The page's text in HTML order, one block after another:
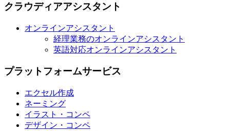
クラウディアアシスタント
オンラインアシスタント
経理業務のオンラインアシスタント
英語対応オンラインアシスタント
プラットフォームサービス
エクセル作成
ネーミング
イラスト・コンペ
デザイン・コンペ